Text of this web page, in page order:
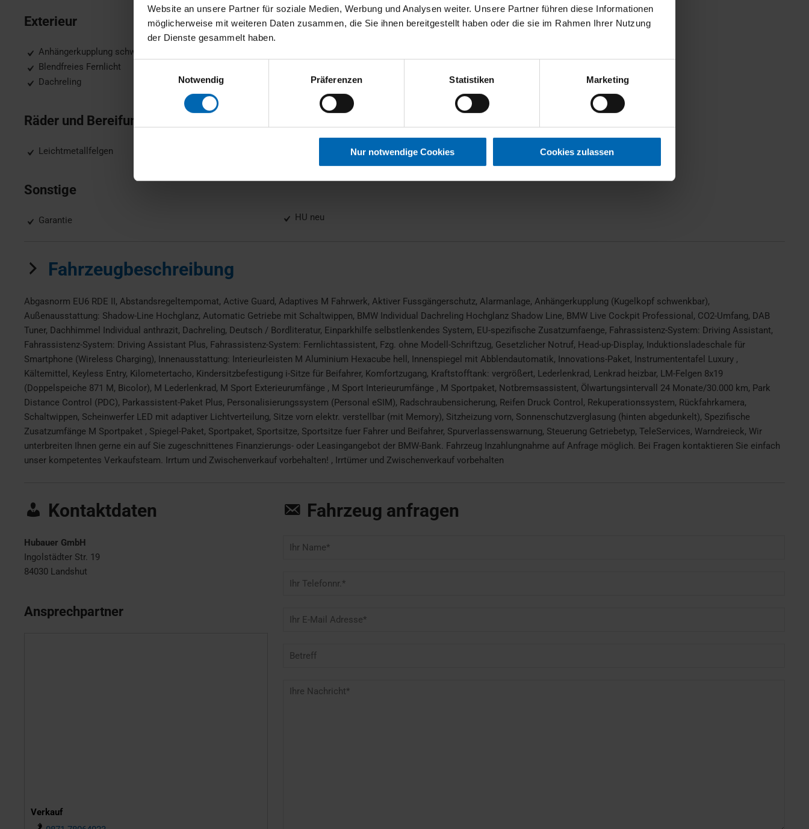
Website an unsere Partner für soziale Medien, Werbung und Analysen weiter. Unsere Partner führen diese Informationen
möglicherweise mit weiteren Daten zusammen, die Sie ihnen bereitgestellt haben oder die sie im Rahmen Ihrer Nutzung
der Dienste gesammelt haben.
Notwendig
Präferenzen Statistiken Marketing
Nur notwendige Cookies Cookies zulassen
Exterieur
Anhängerkupplung schwenkbar, Anhängerkupplung fest
Blendfreies Fernlicht
Dachreling
LED-Scheinwerfer
Räder und Bereifung
Leichtmetallfelgen Sommerreifen
Sonstige
Garantie HU neu
Fahrzeugbeschreibung
Abgasnorm EU6 RDE II, Abstandsregeltempomat, Active Guard, Adaptives M Fahrwerk, Aktiver Fussgängerschutz, Alarmanlage, Anhängerkupplung (Kugelkopf schwenkbar),
Außenausstattung: Shadow-Line Hochglanz, Automatic Getriebe mit Schaltwippen, BMW Individual Dachreling Hochglanz Shadow Line, BMW Live Cockpit Professional, CO2-Umfang, DAB
Tuner, Dachhimmel Individual anthrazit, Dachreling, Deutsch / Bordliteratur, Einparkhilfe selbstlenkendes System, EU-spezifische Zusatzumfaenge, Fahrassistenz-System: Driving Assistant,
Fahrassistenz-System: Driving Assistant Plus, Fahrassistenz-System: Fernlichtassistent, Fzg. ohne Modell-Schriftzug, Gesetzlicher Notruf, Head-up-Display, Induktionsladeschale für
Smartphone (Wireless Charging), Innenausstattung: Interieurleisten M Aluminium Hexacube hell, Innenspiegel mit Abblendautomatik, Innovations-Paket, Instrumententafel Luxury ,
Kältemittel, Keyless Entry, Kilometertacho, Kindersitzbefestigung i-Sitze für Beifahrer, Komfortzugang, Kraftstofftank: vergrößert, Lederlenkrad, Lenkrad heizbar, LM-Felgen 8x19
(Doppelspeiche 871 M, Bicolor), M Lederlenkrad, M Sport Exterieurumfänge , M Sport Interieurumfänge , M Sportpaket, Notbremsassistent, Ölwartungsintervall 24 Monate/30.000 km, Park
Distance Control (PDC), Parkassistent-Paket Plus, Personalisierungssystem (Personal eSIM), Radschraubensicherung, Reifen Druck Control, Rekuperationssystem, Rückfahrkamera,
Schaltwippen, Scheinwerfer LED mit adaptiver Lichtverteilung, Sitze vorn elektr. verstellbar (mit Memory), Sitzheizung vorn, Sonnenschutzverglasung (hinten abgedunkelt), Spezifische
Zusatzumfänge M Sportpaket , Spiegel-Paket, Sportpaket, Sportsitze, Sportsitze fuer Fahrer und Beifahrer, Spurverlassenswarnung, Steuerung Getriebetyp, TeleServices, Warndreieck, Wir
unterbreiten Ihnen gerne ein auf Sie zugeschnittenes Finanzierungs- oder Leasingangebot der BMW-Bank. Fahrzeug Inzahlungnahme auf Anfrage möglich. Bei Fragen kontaktieren Sie einfach
unser kompetentes Verkaufsteam. Irrtum und Zwischenverkauf vorbehalten! , Irrtümer und Zwischenverkauf vorbehalten
Kontaktdaten
Hubauer GmbH
Ingolstädter Str. 19
84030 Landshut
Ansprechpartner
Verkauf
Fahrzeug anfragen